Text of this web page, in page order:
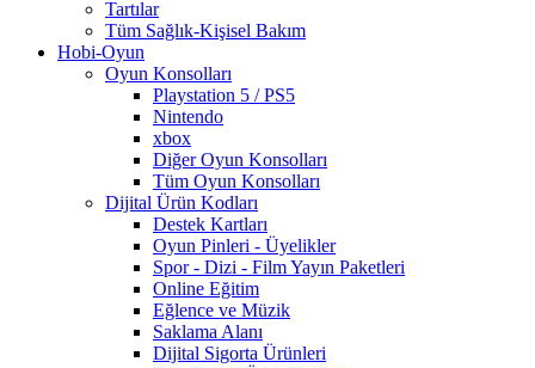
Tartılar
Tüm Sağlık-Kişisel Bakım
Hobi-Oyun
Oyun Konsolları
Playstation 5 / PS5
Nintendo
xbox
Diğer Oyun Konsolları
Tüm Oyun Konsolları
Dijital Ürün Kodları
Destek Kartları
Oyun Pinleri - Üyelikler
Spor - Dizi - Film Yayın Paketleri
Online Eğitim
Eğlence ve Müzik
Saklama Alanı
Dijital Sigorta Ürünleri